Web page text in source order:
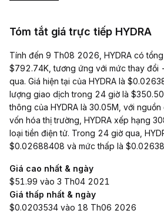
Tóm tắt giá trực tiếp HYDRA
Tính đến 9 Th08 2026, HYDRA có
$792.74K, tương ứng với mức thay đổi
qua. Giá hiện tại của HYDRA là
lượng giao dịch trong 24 giờ là
thông của HYDRA là 30.05M, với
vốn hóa thị trường, HYDRA xếp hạng
loại tiền điện tử. Trong 24 giờ qua,
$0.02688408 và mức thấp là
Giá cao nhất & ngày
$51.99 vào 3 Th04 2021
Giá thấp nhất & ngày
$0.0203534 vào 18 Th06 2026